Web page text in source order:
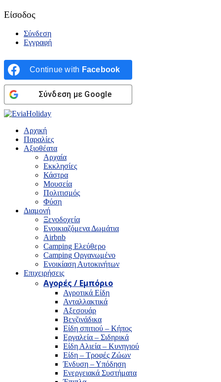
Είσοδος
Σύνδεση
Εγγραφή
Continue with Facebook
Σύνδεση με Google
Αρχική
Παραλίες
Αξιοθέατα
Αρχαία
Εκκλησίες
Κάστρα
Μουσεία
Πολιτισμός
Φύση
Διαμονή
Ξενοδοχεία
Ενοικιαζόμενα Δωμάτια
Airbnb
Camping Ελεύθερο
Camping Οργανωμένο
Ενοικίαση Αυτοκινήτων
Επιχειρήσεις
Αγορές / Εμπόριο
Αγροτικά Είδη
Ανταλλακτικά
Αξεσουάρ
Βενζινάδικα
Είδη σπιτιού – Κήπος
Εργαλεία – Σιδηρικά
Είδη Αλιεία – Κυνηγιού
Είδη – Τροφές Ζώων
Ένδυση – Υπόδηση
Ενεργειακά Συστήματα